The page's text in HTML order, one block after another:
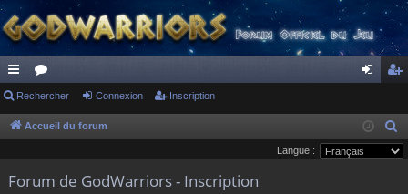
ac
co
ci
or
u
s
ne cri
pti
Rechercher Connexion Inscription
Accueil du forum
e
Langue :
Forum de GodWarriors - Inscription